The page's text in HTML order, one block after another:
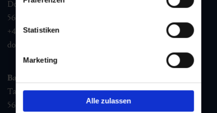
Statistiken
Marketing
Alle zulassen
Dorfstraße 1,
5632
+43 6432 3393 460
dorfgastein@gastein.com
Bad Hofgastein
Tauernplatz 1,
5630